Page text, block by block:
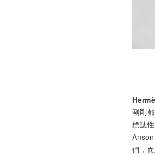
剛剛
標誌
們，